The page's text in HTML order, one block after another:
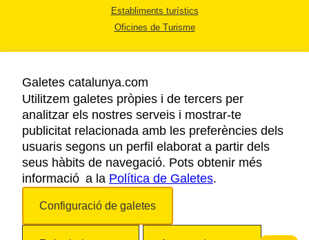
Establiments turístics
Oficines de Turisme
AVÍS LEGAL
POLÍTICA DE PRIVACITAT
COOKIES
ACCESSIBILITAT
Galetes catalunya.com
Utilitzem galetes pròpies i de tercers per
analitzar els nostres serveis i mostrar-te
publicitat relacionada amb les preferències dels
usuaris segons un perfil elaborat a partir dels
seus hàbits de navegació. Pots obtenir més
informació a la Política de Galetes.
Configuració de galetes